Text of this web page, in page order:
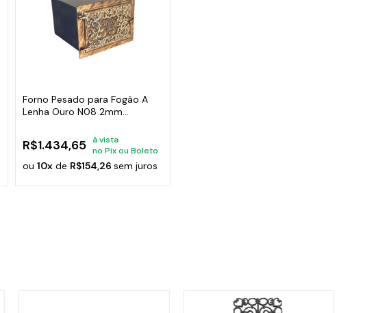
Forno Pesado para Fogão A
Lenha Ouro N08 2mm
R$1.434,65
à vista
no Pix ou Boleto
ou 10xde R$154,26 sem juros